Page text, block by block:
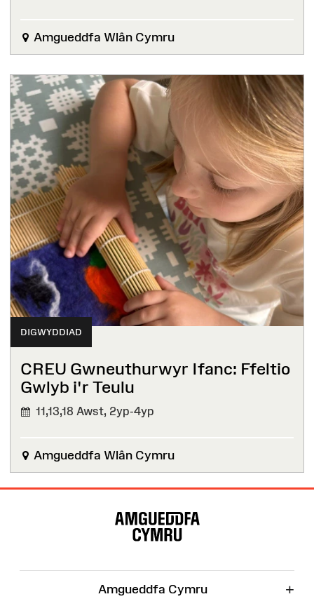
Amgueddfa Wlân Cymru
DIGWYDDIAD
CREU Gwneuthurwyr Ifanc: Ffeltio
Gwlyb i'r Teulu
11,13,18 Awst, 2yp-4yp
Amgueddfa Wlân Cymru
Amgueddfa Cymru +